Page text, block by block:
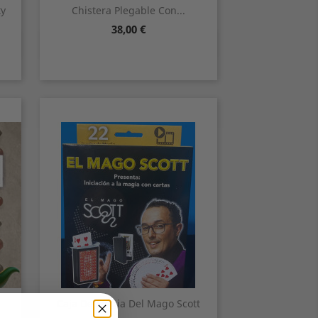
Chistera Plegable Con...
Precio
38,00 €
Caja De Magia Del Mago Scott